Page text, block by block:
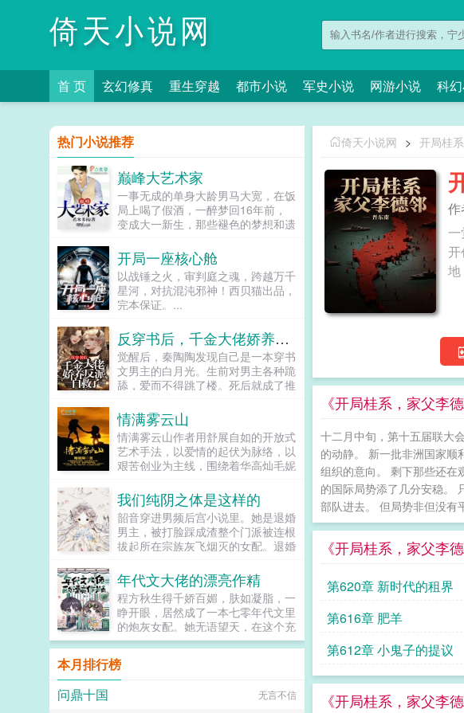
倚天小说网
首 页 玄幻修真 重生穿越 都市小说 军史小说 网游小说 科
倚天小说网 > 开局桂
作
开
《开局桂系，家父李
十二月中旬，第十五届联大
的动静。 新一批非洲国家顺
组织的意向。 剩下那些还在
的国际局势添了几分安稳。
部队进去。 但局势非但没有
《开局桂系，家父李
第620章 新时代的租界
第616章 肥羊
第612章 小鬼子的提议
《开局桂系，家父李
热门小说推荐
巅峰大艺术家
一事无成的单身大龄男马大宽，在饭
局上喝了假酒，一醉梦回16年前，
变成大一新生，那些褪色的梦想和遗
家，做导演，收藏古玩字画，...
开局一座核心舱
以战锤之火，审判庭之魂，跨越万千
星河，对抗混沌邪神！西贝猫出品，
完本保证。...
反穿书后，千金大佬娇养反派自救了
觉醒后，秦陶陶发现自己是一本穿书
文男主的白月光。生前对男主各种跪
舔，爱而不得跳了楼。死后就成了推
尸。秦家大小姐不干了！马上开启
王...
情满雾云山
情满雾云山作者用舒展自如的开放式
艺术手法，以爱情的起伏为脉络，以
艰苦创业为主线，围绕着华高灿毛妮
文彬梁仕达丁...
我们纯阴之体是这样的
韶音穿进男频后宫小说里。她是退婚
男主，被打脸踩成渣整个门派被连根
拔起所在宗族灰飞烟灭的女配。退婚
清白白的好汉一条，前程光明，未来
无限。但既然他这么记恨N多年后。
龙傲天男主我知道是我配不上你，但
我在你身边鞍前马后了五百年，饭给
你做，衣服给你买，天材地宝为你
抢，你特么能不能看我一眼？...
年代文大佬的漂亮作精
程方秋生得千娇百媚，肤如凝脂，一
睁开眼，居然成了一本七零年代文里
的炮灰女配。她无语望天，在这个充
满限制的时代，她只想当条咸鱼，拿
着便宜老公的丰厚工资买买买，顺便
再好好享受宽肩窄腰，冷峻帅气...
本月排行榜
问鼎十国
无言不信